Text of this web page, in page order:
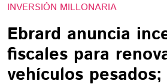
INVERSIÓN MILLONARIA
Ebrard anuncia
fiscales para
vehículos